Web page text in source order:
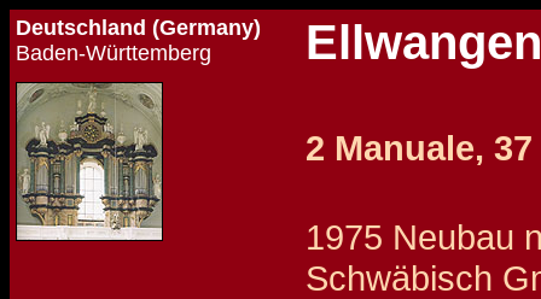
Deutschland (Germany)
Baden-Württemberg
2 Manuale,
1975 Neubau
Schwäbisch